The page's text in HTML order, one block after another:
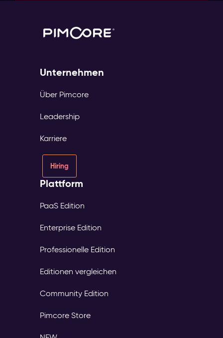
Unternehmen
Über Pimcore
Leadership
Karriere
Hiring
Plattform
PaaS Edition
Enterprise Edition
Professionelle Edition
Editionen vergleichen
Community Edition
Pimcore Store